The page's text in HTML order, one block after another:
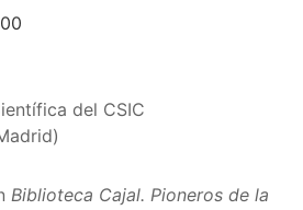
del CSIC
Biblioteca Cajal. Pioneros de la